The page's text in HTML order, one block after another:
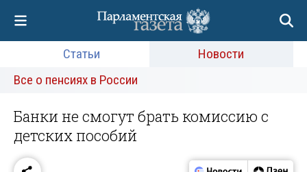
Статьи
Новости
Все о пенсиях в России
Банки не смогут брать комиссию с
детских пособий